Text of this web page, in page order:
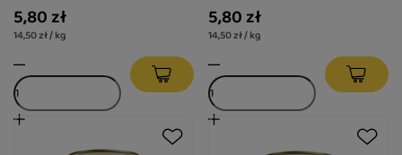
5,80 zł
14,50 zł / kg
5,80 zł
14,50 zł / kg